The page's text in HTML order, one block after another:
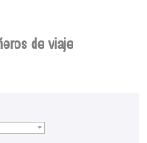
de viaje